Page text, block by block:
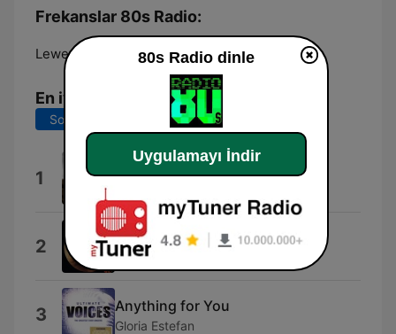
Frekanslar 80s Radio:
Lewes: 107.9 FM
En iyi şarkılar
Son 7 gün Son 30 gün
1 Sport News
2 Since You're Gone
The Cars
3 Anything for You
Gloria Estefan
80s Radio dinle
Uygulamayı İndir